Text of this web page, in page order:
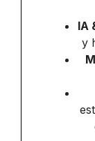
IA
y